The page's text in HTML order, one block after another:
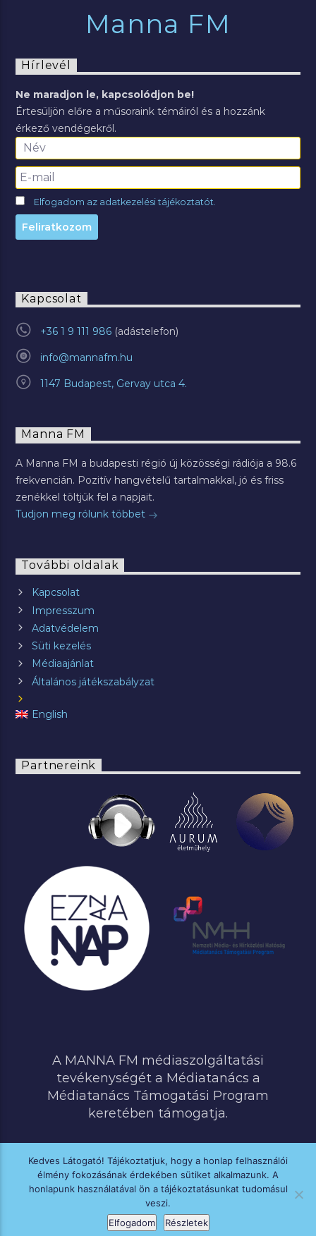
Manna FM
Hírlevél
Ne maradjon le, kapcsolódjon be!
Értesüljön előre a műsoraink témáiról és a hozzánk
érkező vendégekről.
Elfogadom az adatkezelési tájékoztatót.
Kapcsolat
+36 1 9 111 986
info@mannafm.hu
1147 Budapest, Gervay utca 4.
Manna FM
A Manna FM a budapesti régió új közösségi rádiója a 98.6
frekvencián. Pozitív hangvételű tartalmakkal, jó és friss
zenékkel töltjük fel a napjait.
Tudjon meg rólunk többet
További oldalak
Kapcsolat
Impresszum
Adatvédelem
Süti kezelés
Médiaajánlat
Általános játékszabályzat
English
Partnereink
A MANNA FM médiaszolgáltatási
tevékenységét a Médiatanács a
Médiatanács Támogatási Program
keretében támogatja.
MINDEN JOG FENNTARTVA © 2020 MANNA FM
Kedves Látogató! Tájékoztatjuk, hogy a honlap felhasználói
élmény fokozásának érdekében sütiket alkalmazunk. A
honlapunk használatával ön a tájékoztatásunkat tudomásul
veszi.
Elfogadom
Részletek